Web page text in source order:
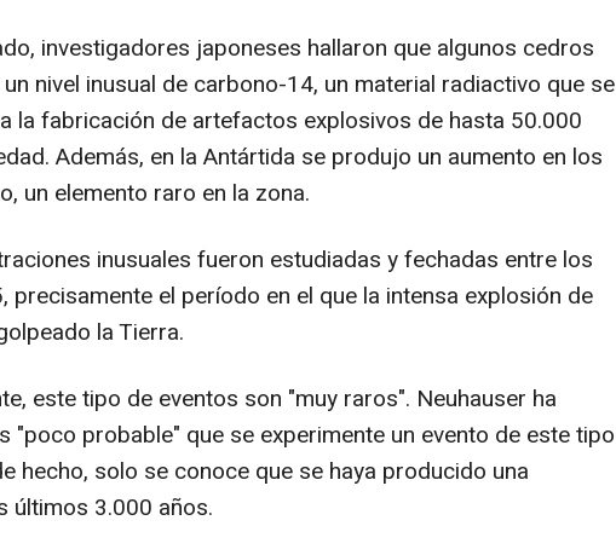
investigadores japoneses hallaron que algunos cedros
nivel inusual de carbono-14, un material radiactivo que se
la fabricación de artefactos explosivos de hasta 50.000
Además, en la Antártida se produjo un aumento en los
un elemento raro en la zona.
inusuales fueron estudiadas y fechadas entre los
precisamente el período en el que la intensa explosión de
la Tierra.
este tipo de eventos son "muy raros". Neuhauser ha
"poco probable" que se experimente un evento de este tipo
hecho, solo se conoce que se haya producido una
últimos 3.000 años.